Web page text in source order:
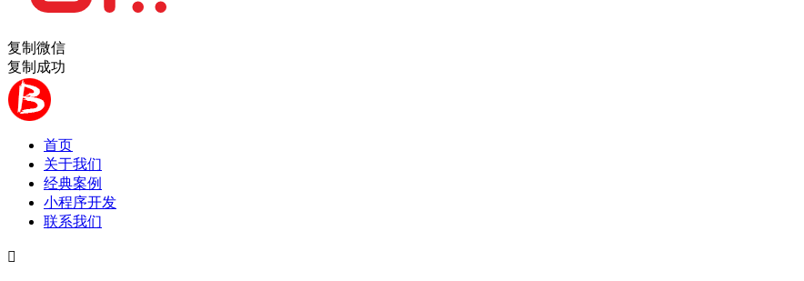
复制微信
复制成功
首页
关于我们
经典案例
小程序开发
联系我们
